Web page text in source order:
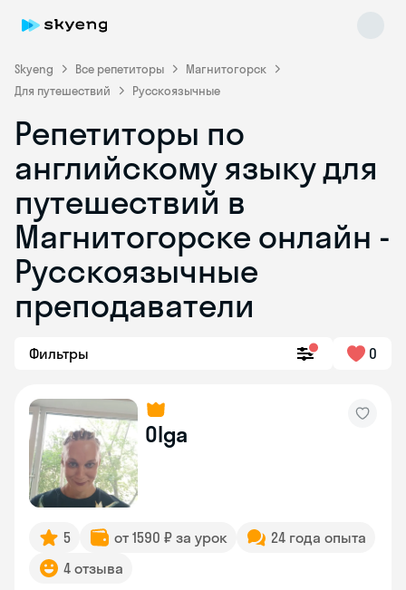
Skyeng Все репетиторы
Магнитогорск
Для путешествий
Русскоязычные
Репетиторы по
английскому языку для
путешествий в
Магнитогорске онлайн -
Русскоязычные
преподаватели
Фильтры 0
Olga
5 от 1590 ₽ за урок
24 года опыта
4 отзыва
Skyeng Chat